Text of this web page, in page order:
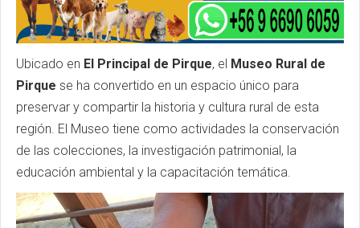
Ubicado en El Principal de Pirque, el Museo Rural de
Pirque se ha convertido en un espacio único para
preservar y compartir la historia y cultura rural de esta
región. El Museo tiene como actividades la conservación
de las colecciones, la investigación patrimonial, la
educación ambiental y la capacitación temática.